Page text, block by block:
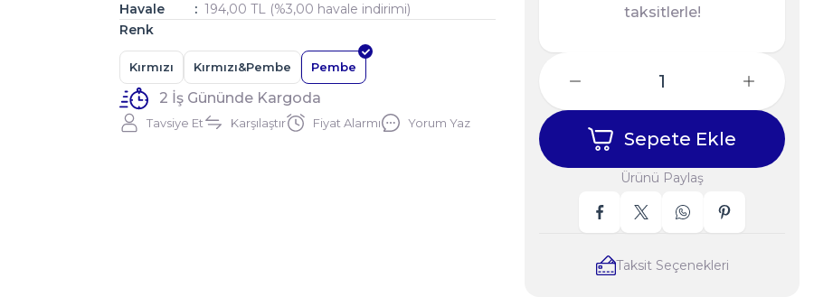
Havale
194,00 TL (%3,00 havale indirimi)
Renk
Kırmızı Kırmızı&Pembe Pembe
2 İş Gününde Kargoda
Tavsiye Et Karşılaştır Fiyat Alarmı Yorum Yaz
taksitlerle!
Sepete Ekle
Ürünü Paylaş
Taksit Seçenekleri